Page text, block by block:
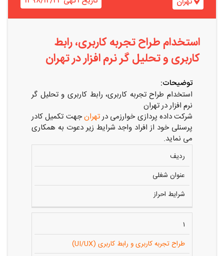
استخدام طراح تجربه کاربری، رابط
کاربری و تحلیل گر نرم افزار در تهران
توضیحات:
استخدام طراح تجربه کاربری، رابط کاربری و تحلیل گر
نرم افزار در تهران
شرکت داده پردازی خوارزمی درتهرانجهت تکمیل کادر
پرسنلی خود از افراد واجد شرایط زیر دعوت به همکاری
می نماید.
ردیف
عنوان شغلی
شرایط احراز
۱
طراح تجربه کاربری و رابط کاربری (UI/UX)